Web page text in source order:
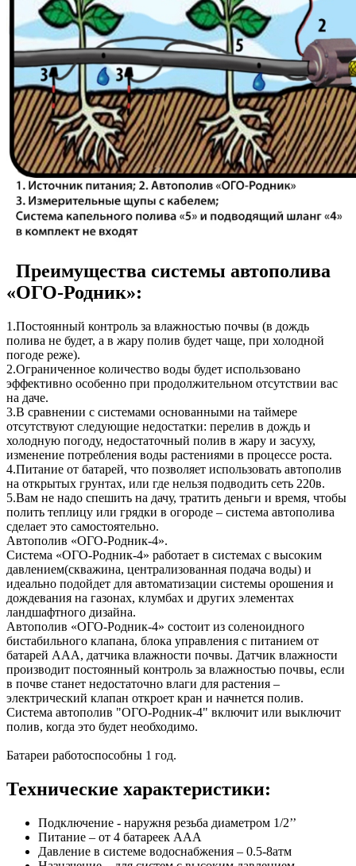
Преимущества системы автополива
«ОГО-Родник»:
1.Постоянный контроль за влажностью почвы (в дождь
полива не будет, а в жару полив будет чаще, при холодной
погоде реже).
2.Ограниченное количество воды будет использовано
эффективно особенно при продолжительном отсутствии вас
на даче.
3.В сравнении с системами основанными на таймере
отсутствуют следующие недостатки: перелив в дождь и
холодную погоду, недостаточный полив в жару и засуху,
изменение потребления воды растениями в процессе роста.
4.Питание от батарей, что позволяет использовать автополив
на открытых грунтах, или где нельзя подводить сеть 220в.
5.Вам не надо спешить на дачу, тратить деньги и время, чтобы
полить теплицу или грядки в огороде – система автополива
сделает это самостоятельно.
Автополив «ОГО-Родник-4».
Система «ОГО-Родник-4» работает в системах с высоким
давлением(скважина, централизованная подача воды) и
идеально подойдет для автоматизации системы орошения и
дождевания на газонах, клумбах и других элементах
ландшафтного дизайна.
Автополив «ОГО-Родник-4» состоит из соленоидного
бистабильного клапана, блока управления с питанием от
батарей ААА, датчика влажности почвы. Датчик влажности
производит постоянный контроль за влажностью почвы, если
в почве станет недостаточно влаги для растения –
электрический клапан откроет кран и начнется полив.
Система автополив "ОГО-Родник-4" включит или выключит
полив, когда это будет необходимо.
Батареи работоспособны 1 год.
Технические характеристики:
Подключение - наружня резьба диаметром 1/2’’
Питание – от 4 батареек ААА
Давление в системе водоснабжения – 0.5-8атм